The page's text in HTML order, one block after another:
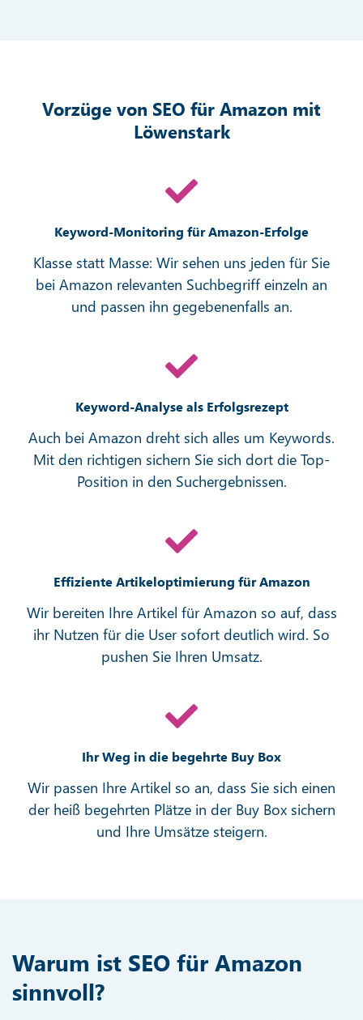
Vorzüge von SEO für Amazon mit
Löwenstark
Keyword-Monitoring für Amazon-Erfolge
Klasse statt Masse: Wir sehen uns jeden für Sie
bei Amazon relevanten Suchbegriff einzeln an
und passen ihn gegebenenfalls an.
Keyword-Analyse als Erfolgsrezept
Auch bei Amazon dreht sich alles um Keywords.
Mit den richtigen sichern Sie sich dort die Top-
Position in den Suchergebnissen.
Effiziente Artikeloptimierung für Amazon
Wir bereiten Ihre Artikel für Amazon so auf, dass
ihr Nutzen für die User sofort deutlich wird. So
pushen Sie Ihren Umsatz.
Ihr Weg in die begehrte Buy Box
Wir passen Ihre Artikel so an, dass Sie sich einen
der heiß begehrten Plätze in der Buy Box sichern
und Ihre Umsätze steigern.
Warum ist SEO für Amazon
sinnvoll?